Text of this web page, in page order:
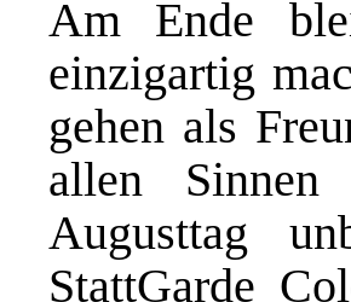
Am Ende
einzigartig
gehen als
allen
Augusttag
StattGarde